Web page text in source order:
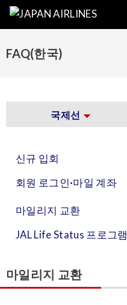
FAQ(한국)
국제선
신규 입회
회원 로그인·마일 계좌
마일리지 교환
JAL Life Status 프로그램
마일리지 교환